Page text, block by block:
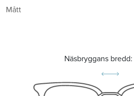
Mått
Näsbryggans bredd: